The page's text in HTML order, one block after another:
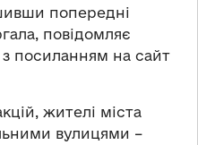
попередні
повідомляє
з посиланням на сайт
жителі міста
вулицями –